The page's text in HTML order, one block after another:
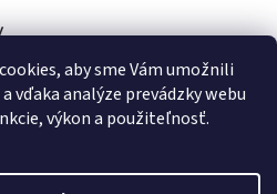
aby sme Vám umožnili
vďaka analýze prevádzky webu
výkon a použiteľnosť.